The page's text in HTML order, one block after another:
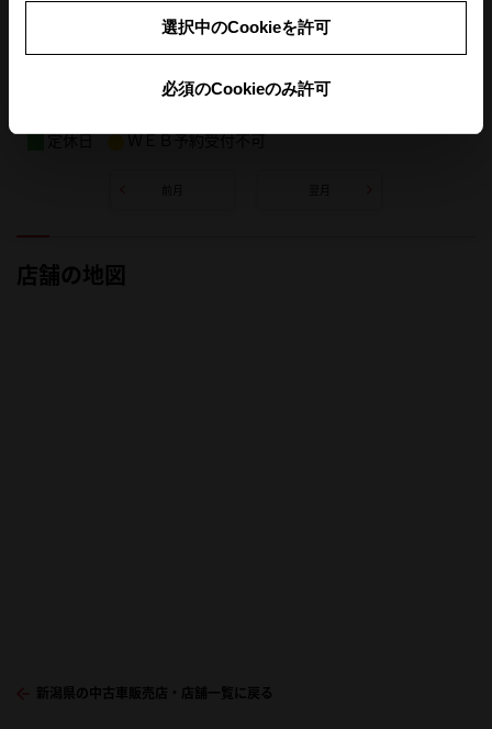
選択中のCookieを許可
必須のCookieのみ許可
定休日 ＷＥＢ予約受付不可
店舗の地図
新潟県の中古車販売店・店舗一覧に戻る